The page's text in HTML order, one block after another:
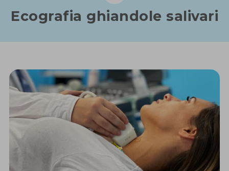
Ecografia ghiandole salivari